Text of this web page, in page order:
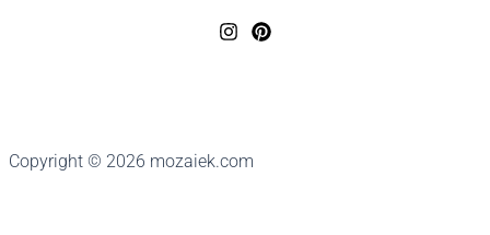
Copyright © 2026 mozaiek.com